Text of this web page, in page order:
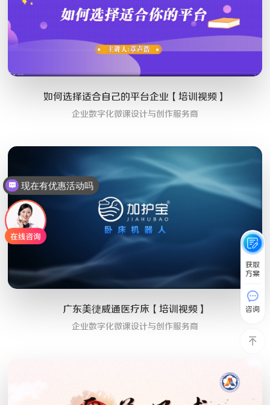
如何选择适合自己的平台企业【培训视频】
企业数字化微课设计与创作服务商
广东美徢威通医疗床【培训视频】
企业数字化微课设计与创作服务商
获取
方案
咨询
现在有优惠活动吗